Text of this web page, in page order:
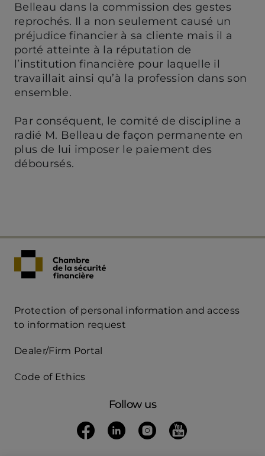
Belleau dans la commission des gestes
reprochés. Il a non seulement causé un
préjudice financier à sa cliente mais il a
porté atteinte à la réputation de
l’institution financière pour laquelle il
travaillait ainsi qu’à la profession dans son
ensemble.
Par conséquent, le comité de discipline a
radié M. Belleau de façon permanente en
plus de lui imposer le paiement des
déboursés.
Acces
mobile
Protection of personal information and access
to information request
Dealer/Firm Portal
Code of Ethics
Follow us
Follow us on Facebook
(opens in a new tab)
Follow us on Linkedin
(opens in a new tab)
Follow us on
(opens in a new tab)
Follow us on
(opens in a new